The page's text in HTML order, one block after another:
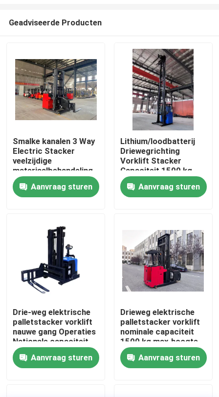
Huis
Producten
Video's
Fabrieksreis
Kwaliteitscontrole
Nieuws
bloggen
Geadviseerde Producten
Smalke kanalen 3 Way
Electric Stacker
veelzijdige
materiaalbehandeling
oplossing
Aanvraag sturen
Lithium/loodbatterij
Driewegrichting
Vorklift Stacker
Capaciteit 1500 kg
Lifthoogte 8000
meterAanvraag sturen
Drie-weg elektrische
palletstacker vorklift
nauwe gang Operaties
Nationale capaciteit
1500 kg Max.hoogte
7000 mm Hoogdichte
opslagomgevingen
Aanvraag sturen
Drieweg elektrische
palletstacker vorklift
nominale capaciteit
1500 kg max.hoogte
7000 mm
opslagomgevingen
met een hoge
Aanvraag sturen